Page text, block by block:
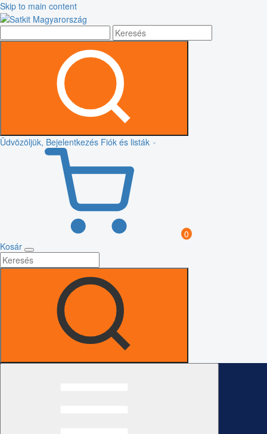
Skip to main content
Üdvözöljük, Bejelentkezés Fiók és listák
0
Kosár